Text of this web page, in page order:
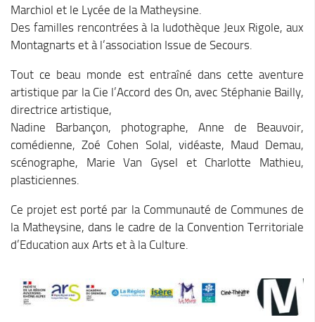
Jeunes En Matheysine
PAT Volet social
Santé
Culture, sports & loisirs
Terre de jeux 2024
Equipements et services culturels sur le territoire
Matacena : Réseau de lecture
La Mure Cinéma Théatre
L’Education Artistique et Culturelle en Matheysine
Marchiol et le Lycée de la Matheysine.
Des familles rencontrées à la ludothèque Jeux Rigole, aux
Montagnarts et à l’association Issue de Secours.
Tout ce beau monde est entraîné dans cette aventure
artistique par la Cie l’Accord des On, avec Stéphanie Bailly,
directrice artistique,
Nadine Barbançon, photographe, Anne de Beauvoir,
comédienne, Zoé Cohen Solal, vidéaste, Maud Demau,
scénographe, Marie Van Gysel et Charlotte Mathieu,
plasticiennes.
Ce projet est porté par la Communauté de Communes de
la Matheysine, dans le cadre de la Convention Territoriale
d’Education aux Arts et à la Culture.